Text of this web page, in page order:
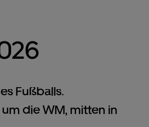
Fußballs.
die WM, mitten in